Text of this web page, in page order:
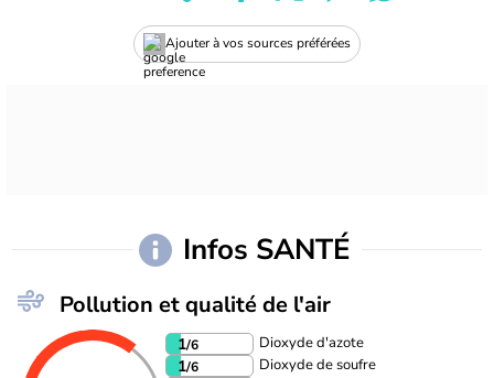
Ajouter à vos sources préférées
Infos SANTÉ
Pollution et qualité de l'air
1/6 Dioxyde d'azote
1/6 Dioxyde de soufre